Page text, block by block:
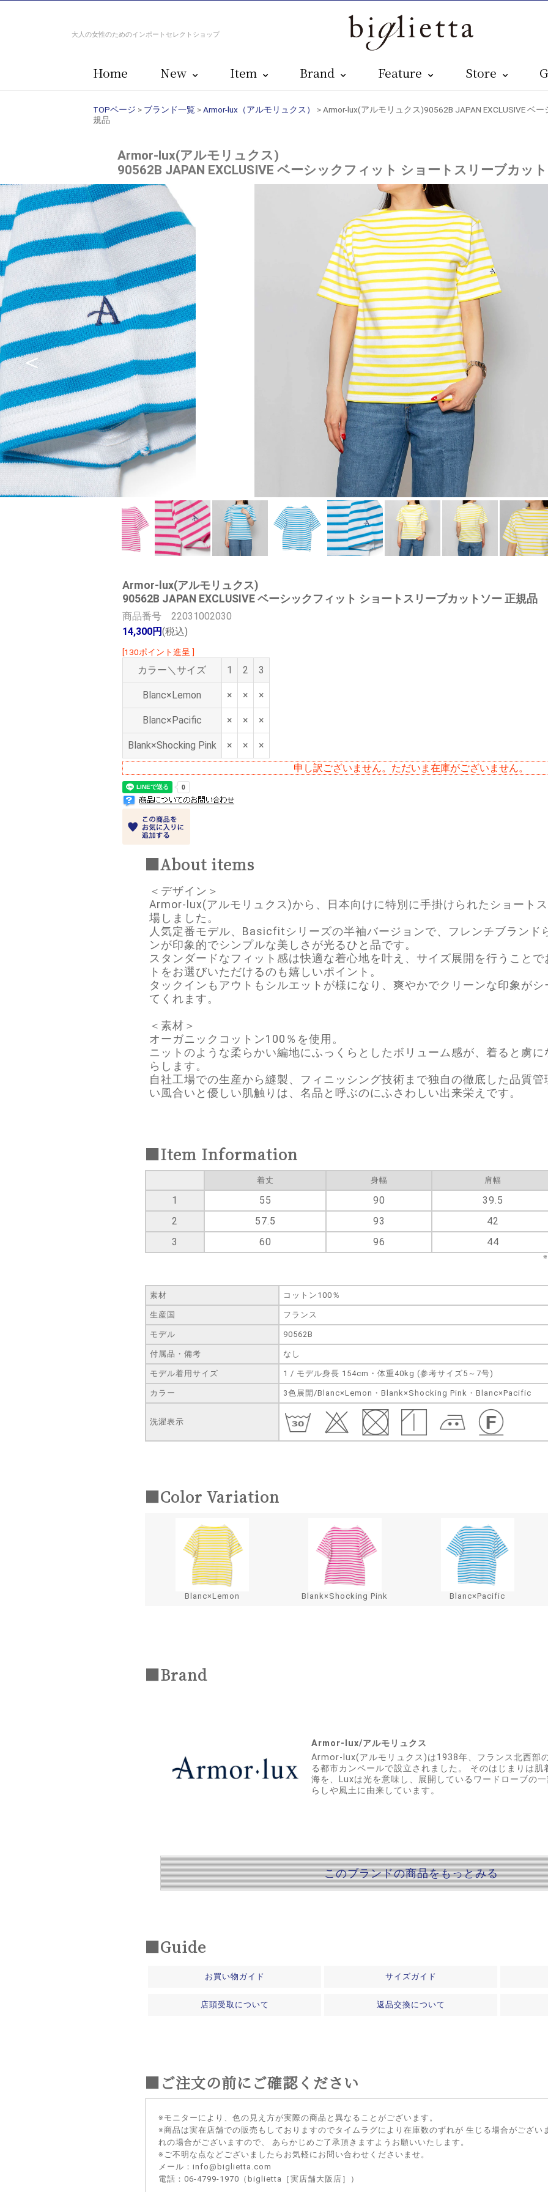
大人の女性のためのインポートセレクトショップ
Home New Item Brand Feature Store
TOPページ > ブランド一覧 >Armor-lux（アルモリュクス）
> Armor-lux(アルモリュクス)90562B JAPAN EXCLUSIVE ベ
規品
Armor-lux(アルモリュクス)
90562B JAPAN EXCLUSIVE ベーシックフィット ショートスリーブカットソー 正規品
商品番号 22031002030
14,300円(税込)
[130ポイント進呈 ]
カラー＼サイズ 1 2 3
Blanc×Lemon × × ×
Blanc×Pacific × × ×
Blank×Shocking Pink × ×
×
申し訳ございません。ただいま在庫がございません。
■About items
＜デザイン＞
Armor-lux(アルモリュクス)から、日本向けに特別に手掛けられたショート
場しました。
人気定番モデル、Basicfitシリーズの半袖バージョンで、フレンチブランド
ンが印象的でシンプルな美しさが光るひと品です。
スタンダードなフィット感は快適な着心地を叶え、サイズ展開を行うことで
トをお選びいただけるのも嬉しいポイント。
タックインもアウトもシルエットが様になり、爽やかでクリーンな印象が
てくれます。
＜素材＞
オーガニックコットン100％を使用。
ニットのような柔らかい編地にふっくらとしたボリューム感が、着ると虜
らします。
自社工場での生産から縫製、フィニッシング技術まで独自の徹底した品質管
い風合いと優しい肌触りは、名品と呼ぶのにふさわしい出来栄えです。
■Item Information
着丈 身幅 肩幅
1 55 90 39.5
2
57.5 93 42
3
60 96 44
素材 コットン100％
生産国 フランス
モデル 90562B
付属品・備考 なし
モデル着用サイズ 1 / モデル身長 154cm・体重40kg (参考サイズ5～7号)
カラー 3色展開/Blanc×Lemon・Blank×Shocking Pink・Blanc×Pacific
洗濯表示
■Color Variation
Blanc×Lemon Blank×Shocking Pink Blanc×Pacific
■Brand
Armor-lux/アルモリュクス
Armor-lux(アルモリュクス)は1938年、フランス北西部
る都市カンペールで設立されました。 そのはじまりは
海を、Luxは光を意味し、展開しているワードローブの
らしや風土に由来しています。
このブランドの商品をもっとみる
■Guide
お買い物ガイド サイズガイド
店頭受取について 返品交換について
■ご注文の前にご確認ください
※モニターにより、色の見え方が実際の商品と異なることがございます。
※商品は実在店舗での販売もしておりますのでタイムラグにより在庫数のずれが 生じる場合がござい
れの場合がございますので、 あらかじめご了承頂きますようお願いいたします。
※ご不明な点などございましたらお気軽にお問い合わせくださいませ。
メール：info@biglietta.com
電話：06-4799-1970（biglietta［実店舗大阪店］）